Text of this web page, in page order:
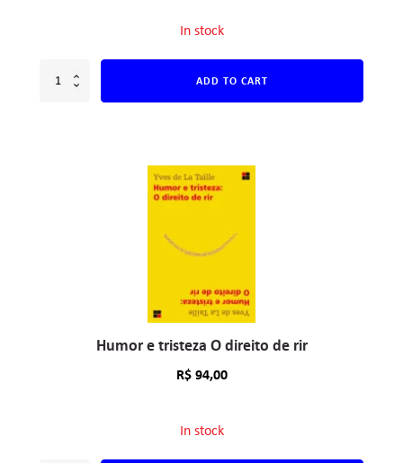
In stock
ADD TO CART
Humor e tristeza O direito de rir
R$94,00
In stock